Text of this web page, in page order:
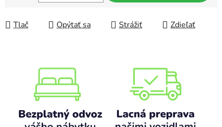
Jednotková cena:
Tlač Opýtať sa Strážiť Zdieľať